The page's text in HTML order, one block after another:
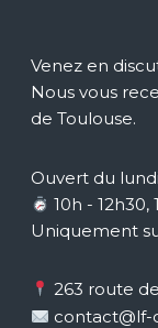
Venez en
Nous vous
de Toulouse.
Ouvert du
10h - 12h30,
Uniquement
263 route